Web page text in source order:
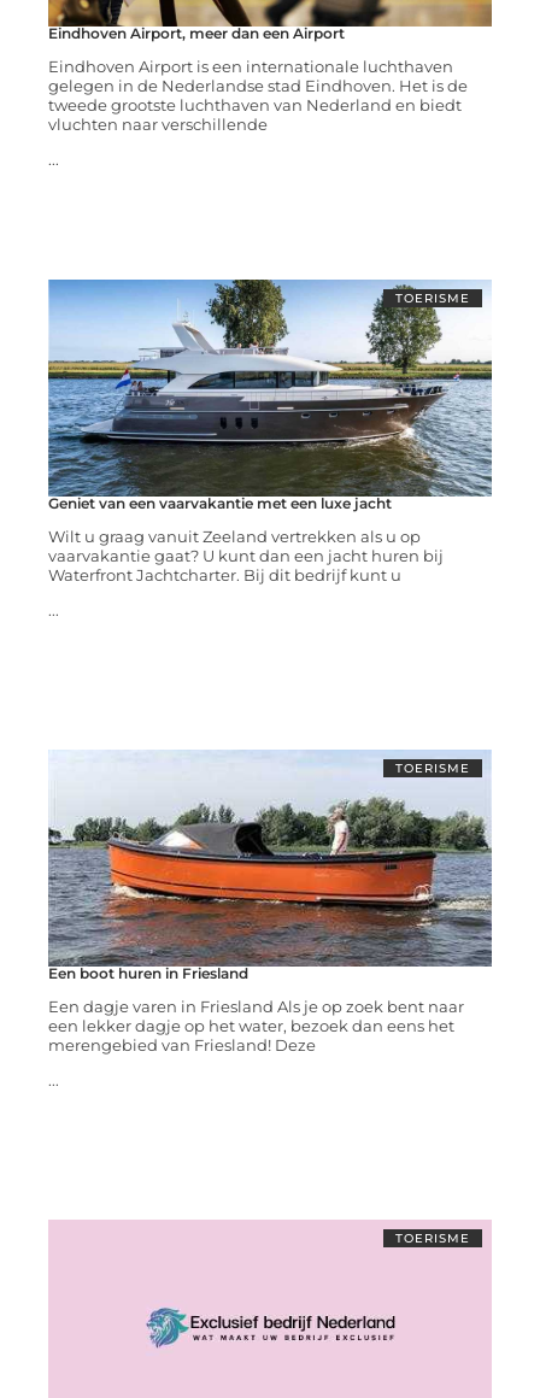
Eindhoven Airport, meer dan een Airport
Eindhoven Airport is een internationale luchthaven
gelegen in de Nederlandse stad Eindhoven. Het is de
tweede grootste luchthaven van Nederland en biedt
vluchten naar verschillende
...
TOERISME
Geniet van een vaarvakantie met een luxe jacht
Wilt u graag vanuit Zeeland vertrekken als u op
vaarvakantie gaat? U kunt dan een jacht huren bij
Waterfront Jachtcharter. Bij dit bedrijf kunt u
...
TOERISME
Een boot huren in Friesland
Een dagje varen in Friesland Als je op zoek bent naar
een lekker dagje op het water, bezoek dan eens het
merengebied van Friesland! Deze
...
TOERISME